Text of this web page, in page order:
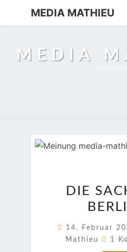
MEDIA MATHIEU
MEDIA
DIE
14. Februar
Mathieu
1